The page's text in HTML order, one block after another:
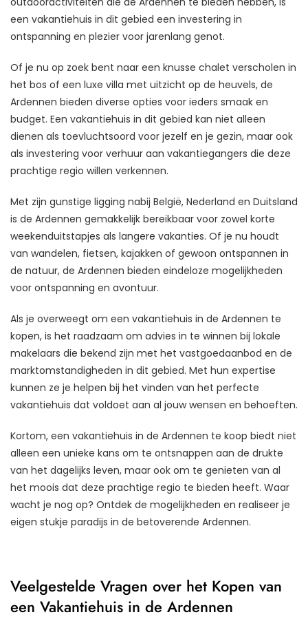
een vakantiehuis in dit gebied een investering in
ontspanning en plezier voor jarenlang genot.
Of je nu op zoek bent naar een knusse chalet verscholen in
het bos of een luxe villa met uitzicht op de heuvels, de
Ardennen bieden diverse opties voor ieders smaak en
budget. Een vakantiehuis in dit gebied kan niet alleen
dienen als toevluchtsoord voor jezelf en je gezin, maar ook
als investering voor verhuur aan vakantiegangers die deze
prachtige regio willen verkennen.
Met zijn gunstige ligging nabij België, Nederland en Duitsland
is de Ardennen gemakkelijk bereikbaar voor zowel korte
weekenduitstapjes als langere vakanties. Of je nu houdt
van wandelen, fietsen, kajakken of gewoon ontspannen in
de natuur, de Ardennen bieden eindeloze mogelijkheden
voor ontspanning en avontuur.
Als je overweegt om een vakantiehuis in de Ardennen te
kopen, is het raadzaam om advies in te winnen bij lokale
makelaars die bekend zijn met het vastgoedaanbod en de
marktomstandigheden in dit gebied. Met hun expertise
kunnen ze je helpen bij het vinden van het perfecte
vakantiehuis dat voldoet aan al jouw wensen en behoeften.
Kortom, een vakantiehuis in de Ardennen te koop biedt niet
alleen een unieke kans om te ontsnappen aan de drukte
van het dagelijks leven, maar ook om te genieten van al
het moois dat deze prachtige regio te bieden heeft. Waar
wacht je nog op? Ontdek de mogelijkheden en realiseer je
eigen stukje paradijs in de betoverende Ardennen.
Veelgestelde Vragen over het Kopen van
een Vakantiehuis in de Ardennen